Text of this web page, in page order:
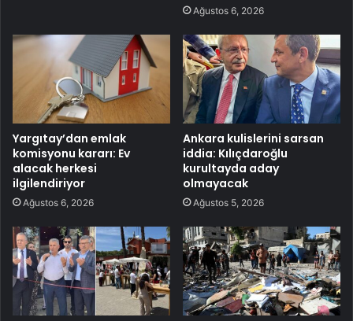
Ağustos 6, 2026
Yargıtay’dan emlak
komisyonu kararı: Ev
alacak herkesi
ilgilendiriyor
Ağustos 6, 2026
Ankara kulislerini sarsan
iddia: Kılıçdaroğlu
kurultayda aday
olmayacak
Ağustos 5, 2026